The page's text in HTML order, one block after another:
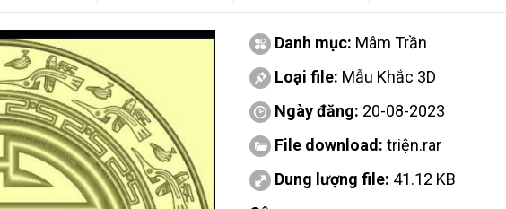
Danh mục: Mâm Trần
Loại file: Mẫu Khắc 3D
Ngày đăng: 20-08-2023
File download: triện.rar
Dung lượng file: 41.12 KB